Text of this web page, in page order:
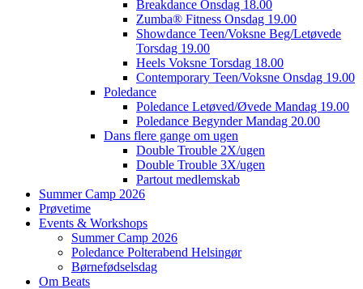
Breakdance Onsdag 18.00
Zumba® Fitness Onsdag 19.00
Showdance Teen/Voksne Beg/Letøvede
Torsdag 19.00
Heels Voksne Torsdag 18.00
Contemporary Teen/Voksne Onsdag 19.00
Poledance
Poledance Letøved/Øvede Mandag 19.00
Poledance Begynder Mandag 20.00
Dans flere gange om ugen
Double Trouble 2X/ugen
Double Trouble 3X/ugen
Partout medlemskab
Summer Camp 2026
Prøvetime
Events & Workshops
Summer Camp 2026
Poledance Polterabend Helsingør
Børnefødselsdag
Om Beats